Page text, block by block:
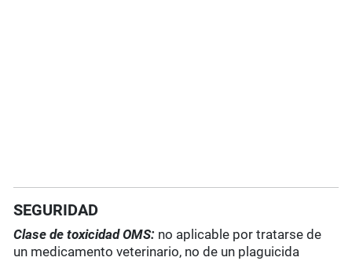
SEGURIDAD
Clase de toxicidad OMS: no aplicable por tratarse de
un medicamento veterinario, no de un plaguicida